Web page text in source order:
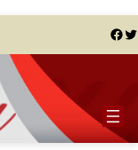
Facebook Twitter